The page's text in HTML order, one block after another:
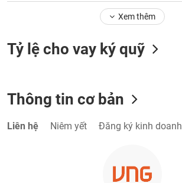
Xem thêm
Tỷ lệ cho vay ký quỹ
Thông tin cơ bản
Liên hệ Niêm yết Đăng ký kinh doanh